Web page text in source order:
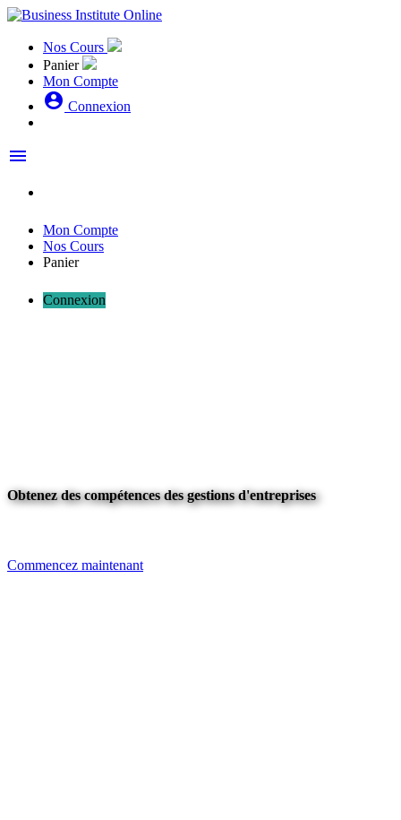
Nos Cours
Panier
Mon Compte
account_circle Connexion
menu
Mon Compte
Nos Cours
Panier
Connexion
Obtenez des compétences des gestions d'entreprises
Commencez maintenant